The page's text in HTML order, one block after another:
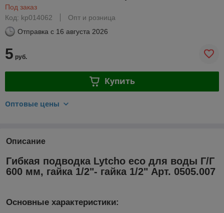
Под заказ
Код: kp014062
Опт и розница
Отправка с 16 августа 2026
5 руб.
Купить
Оптовые цены
Описание
Гибкая подводка Lytcho eco для воды Г/Г
600 мм, гайка 1/2"- гайка 1/2" Арт. 0505.007
Основные характеристики: